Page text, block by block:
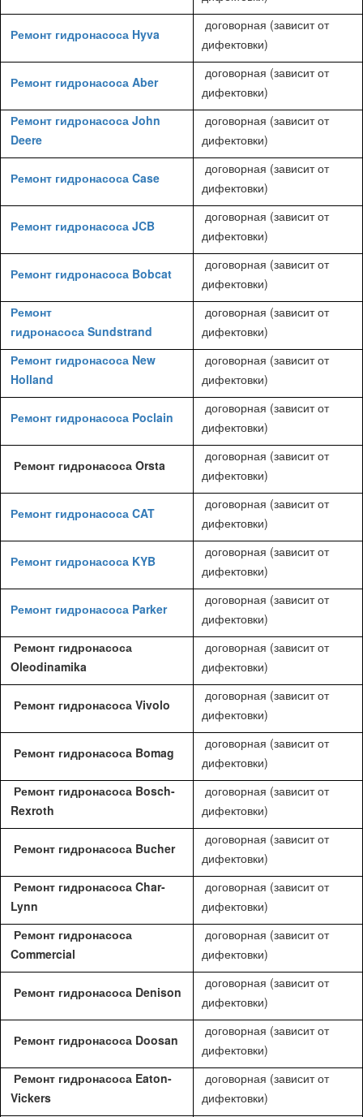
Ремонт гидронасоса Hyva
договорная (зависит от
дифектовки)
Ремонт гидронасоса Aber
договорная (зависит от
дифектовки)
Ремонт гидронасоса John
Deere
договорная (зависит от
дифектовки)
Ремонт гидронасоса Case
договорная (зависит от
дифектовки)
Ремонт гидронасоса JCB
договорная (зависит от
дифектовки)
Ремонт гидронасоса Bobcat
договорная (зависит от
дифектовки)
Ремонт
гидронасоса Sundstrand
договорная (зависит от
дифектовки)
Ремонт гидронасоса New
Holland
договорная (зависит от
дифектовки)
Ремонт гидронасоса Poclain
договорная (зависит от
дифектовки)
Ремонт гидронасоса Orsta
договорная (зависит от
дифектовки)
Ремонт гидронасоса CAT
договорная (зависит от
дифектовки)
Ремонт гидронасоса KYB
договорная (зависит от
дифектовки)
Ремонт гидронасоса Parker
договорная (зависит от
дифектовки)
Ремонт гидронасоса
Oleodinamika
договорная (зависит от
дифектовки)
Ремонт гидронасоса Vivolo
договорная (зависит от
дифектовки)
Ремонт гидронасоса Bomag
договорная (зависит от
дифектовки)
Ремонт гидронасоса Bosch-
Rexroth
договорная (зависит от
дифектовки)
Ремонт гидронасоса Bucher
договорная (зависит от
дифектовки)
Ремонт гидронасоса Char-
Lynn
договорная (зависит от
дифектовки)
Ремонт гидронасоса
Commercial
договорная (зависит от
дифектовки)
Ремонт гидронасоса Denison
договорная (зависит от
дифектовки)
Ремонт гидронасоса Doosan
договорная (зависит от
дифектовки)
Ремонт гидронасоса Eaton-
Vickers
договорная (зависит от
дифектовки)